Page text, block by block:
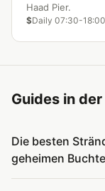
Haad Pier.
$Daily 07:30-18:00
Guides in
Die besten
geheimen